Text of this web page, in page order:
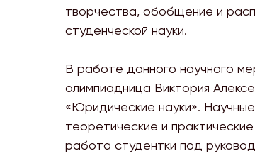
творчества, обобщение и
студенческой науки.
В работе данного научного
олимпиадница Виктория
«Юридические науки».
теоретические и
работа студентки под